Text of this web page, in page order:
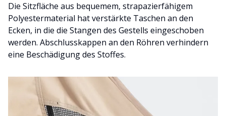
Die Sitzfläche aus bequemem, strapazierfähigem
Polyestermaterial hat verstärkte Taschen an den
Ecken, in die die Stangen des Gestells eingeschoben
werden. Abschlusskappen an den Röhren verhindern
eine Beschädigung des Stoffes.